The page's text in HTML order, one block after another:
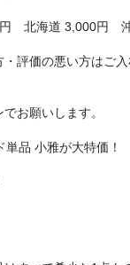
北海道 3,000円 沖
評価の悪い方はご
お願いします。
品 小雅が大特価！